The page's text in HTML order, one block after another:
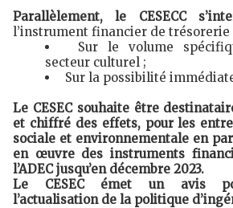
Parallèlement, le CESECC
l’instrument financier de trésorerie
Sur le volume
secteur culturel ;
Sur la possibilité
Le CESEC souhaite être
et chiffré des effets, pour les
sociale et environnementale en
en œuvre des instruments
l’ADEC jusqu’en décembre 2023.
Le CESEC émet un avis
l’actualisation de la politique